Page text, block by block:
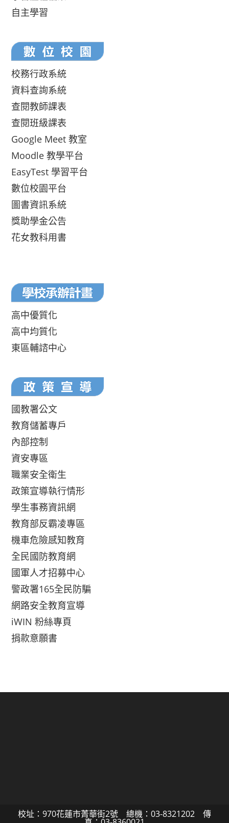
自主學習
校務行政系統
資料查詢系統
查閱教師課表
查閱班級課表
Google Meet 教室
Moodle 教學平台
EasyTest 學習平台
數位校園平台
圖書資訊系統
獎助學金公告
花女教科用書
高中優質化
高中均質化
東區輔諮中心
國教署公文
教育儲蓄專戶
內部控制
資安專區
職業安全衛生
政策宣導執行情形
學生事務資訊網
教育部反霸凌專區
機車危險感知教育
全民國防教育網
國軍人才招募中心
警政署165全民防騙
網路安全教育宣導
iWIN 粉絲專頁
捐款意願書
校址：970花蓮市菁華街2號 總機：03-8321202 傳